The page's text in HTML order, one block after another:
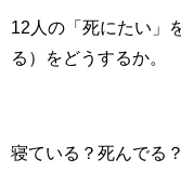
12人の「死にたい」
る）をどうするか。
寝ている？死んでる